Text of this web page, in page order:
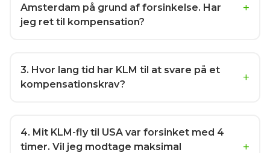
Amsterdam på grund af forsinkelse. Har
jeg ret til kompensation?
3. Hvor lang tid har KLM til at svare på et
kompensationskrav?
4. Mit KLM-fly til USA var forsinket med 4
timer. Vil jeg modtage maksimal